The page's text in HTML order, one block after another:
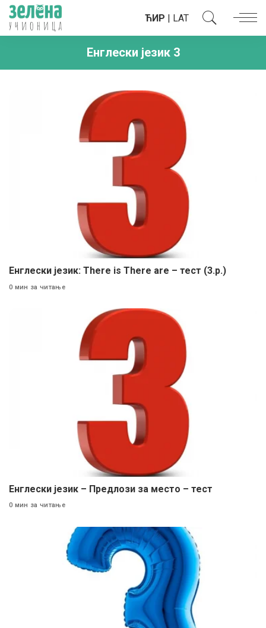
ЋИР | LAT
Енглески језик 3
Енглески језик: There is There are – тест (3.р.)
0 мин за читање
Енглески језик – Предлози за место – тест
0 мин за читање